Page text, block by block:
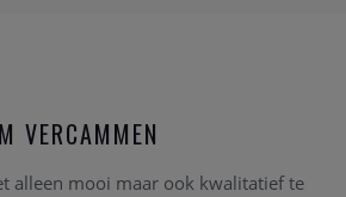
VERCAMMEN
alleen mooi maar ook kwalitatief te